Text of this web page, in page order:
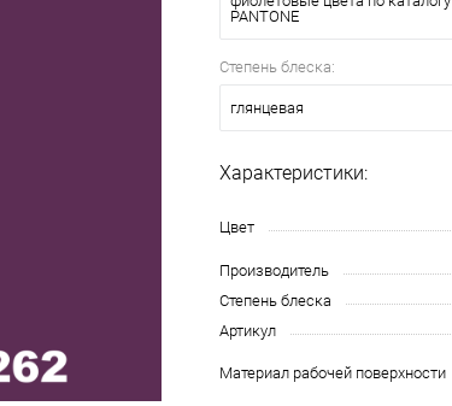
PANTONE
Степень блеска:
глянцевая
Характеристики:
Цвет
Производитель
Степень блеска
Артикул
Материал рабочей поверхности